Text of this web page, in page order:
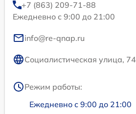
+7 (863) 209-71-88
Ежедневно с 9:00 до 21:00
info@re-qnap.ru
Социалистическая улица, 74
Режим работы:
Ежедневно с 9:00 до 21:00